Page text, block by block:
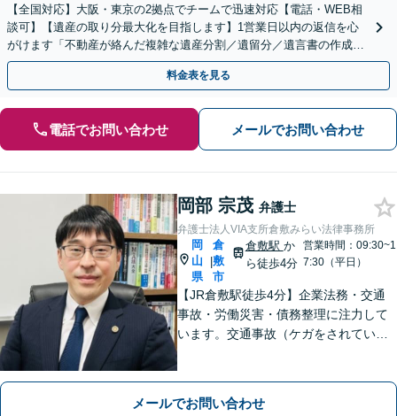
【全国対応】大阪・東京の2拠点でチームで迅速対応【電話・WEB相
談可】【遺産の取り分最大化を目指します】1営業日以内の返信を心
がけます「不動産が絡んだ複雑な遺産分割／遺留分／遺言書の作成・
執行／事業承継など、お任せください」【休日相談あり】
料金表を見る
電話でお問い合わせ メールでお問い合わせ
岡部 宗茂 弁護士
弁護士法人VIA支所倉敷みらい法律事務所
岡
山
県
|
倉
敷
市
倉敷駅 か
ら徒歩4分
営業時間：09:30~1
7:30（平日）
【JR倉敷駅徒歩4分】企業法務・交通
事故・労働災害・債務整理に注力して
います。交通事故（ケガをされている
無料です。
メールでお問い合わせ